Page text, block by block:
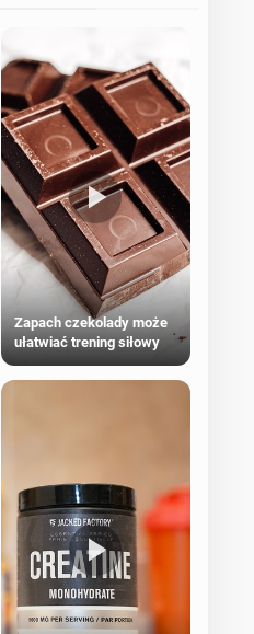
Zapach czekolady może
ułatwiać trening siłowy